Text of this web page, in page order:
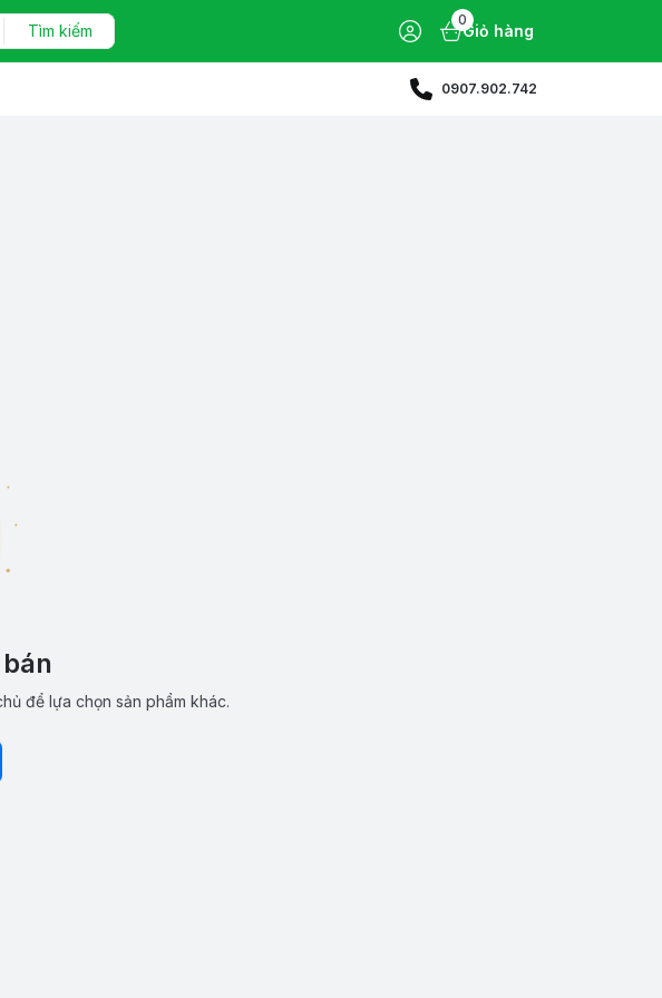
Tìm kiếm
0
Giỏ hàng
0907.902.742
để lựa chọn sản phẩm khác.